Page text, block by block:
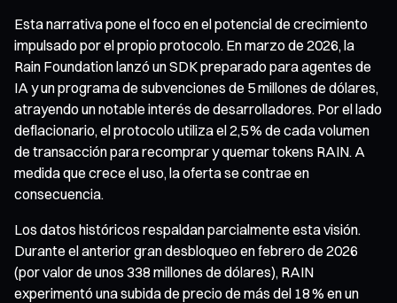
Esta narrativa pone el foco en el potencial de crecimiento
impulsado por el propio protocolo. En marzo de 2026, la
Rain Foundation lanzó un SDK preparado para agentes de
IA y un programa de subvenciones de 5 millones de dólares,
atrayendo un notable interés de desarrolladores. Por el lado
deflacionario, el protocolo utiliza el 2,5 % de cada volumen
de transacción para recomprar y quemar tokens RAIN. A
medida que crece el uso, la oferta se contrae en
consecuencia.
Los datos históricos respaldan parcialmente esta visión.
Durante el anterior gran desbloqueo en febrero de 2026
(por valor de unos 338 millones de dólares), RAIN
experimentó una subida de precio de más del 18 % en un